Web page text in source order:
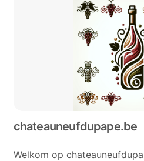
chateauneufdupape.be
Welkom op